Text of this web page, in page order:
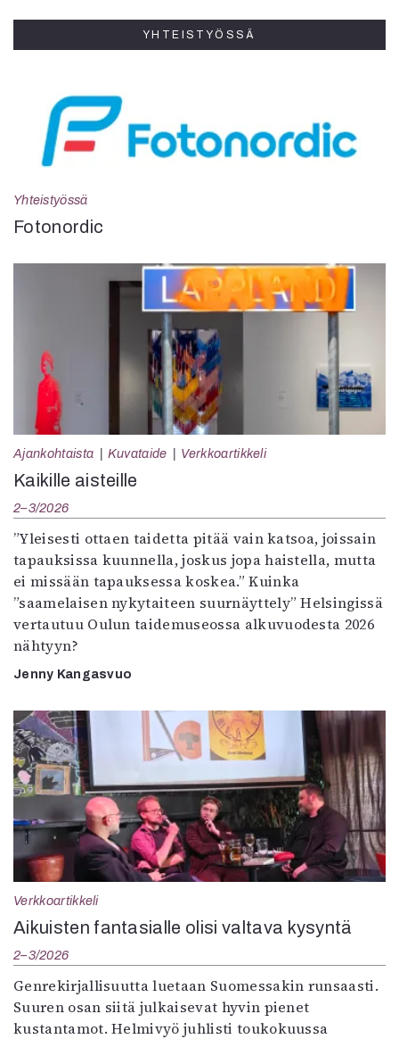
YHTEISTYÖSSÄ
Yhteistyössä
Fotonordic
Ajankohtaista Kuvataide Verkkoartikkeli
Kaikille aisteille
2–3/2026
”Yleisesti ottaen taidetta pitää vain katsoa, joissain
tapauksissa kuunnella, joskus jopa haistella, mutta
ei missään tapauksessa koskea.” Kuinka
”saamelaisen nykytaiteen suurnäyttely” Helsingissä
vertautuu Oulun taidemuseossa alkuvuodesta 2026
nähtyyn?
Jenny Kangasvuo
Verkkoartikkeli
Aikuisten fantasialle olisi valtava kysyntä
2–3/2026
Genrekirjallisuutta luetaan Suomessakin runsaasti.
Suuren osan siitä julkaisevat hyvin pienet
kustantamot. Helmivyö juhlisti toukokuussa